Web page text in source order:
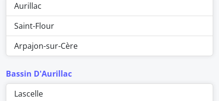
Aurillac
Saint-Flour
Arpajon-sur-Cère
Bassin D'Aurillac
Lascelle